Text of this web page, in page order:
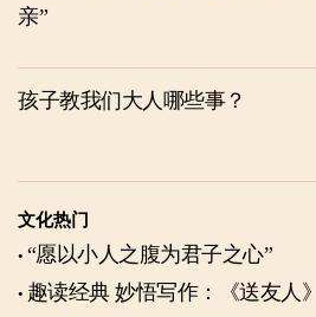
亲”
孩子教我们大人哪些事？
文化热门
“愿以小人之腹为君子之心”
趣读经典 妙悟写作：《送友人